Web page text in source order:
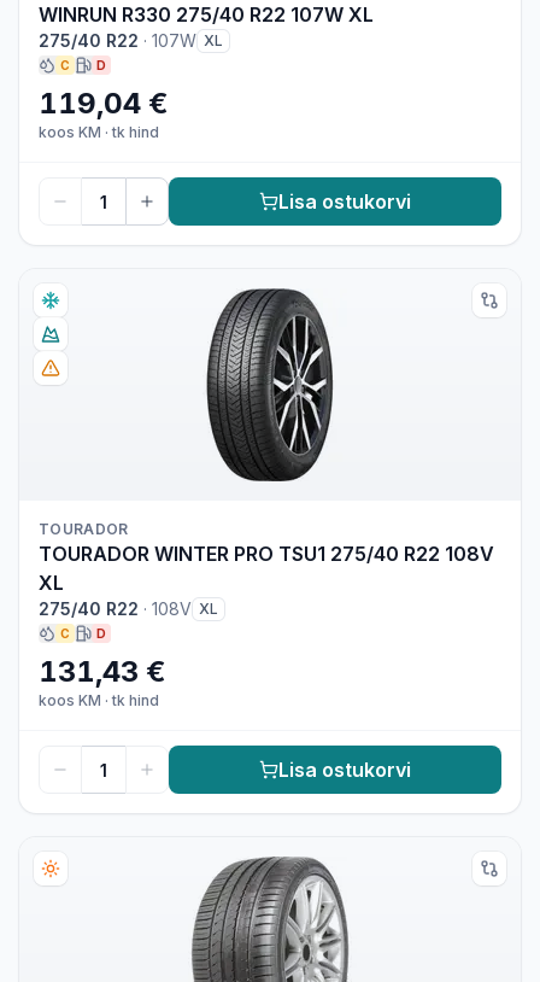
WINRUN R330 275/40 R22 107W XL
275/40 R22 · 107W XL
C D
119,04 €
koos KM ·tk hind
Lisa ostukorvi
TOURADOR
TOURADOR WINTER PRO TSU1 275/40 R22 108V
XL
275/40 R22 · 108V XL
C D
131,43 €
koos KM ·tk hind
Lisa ostukorvi